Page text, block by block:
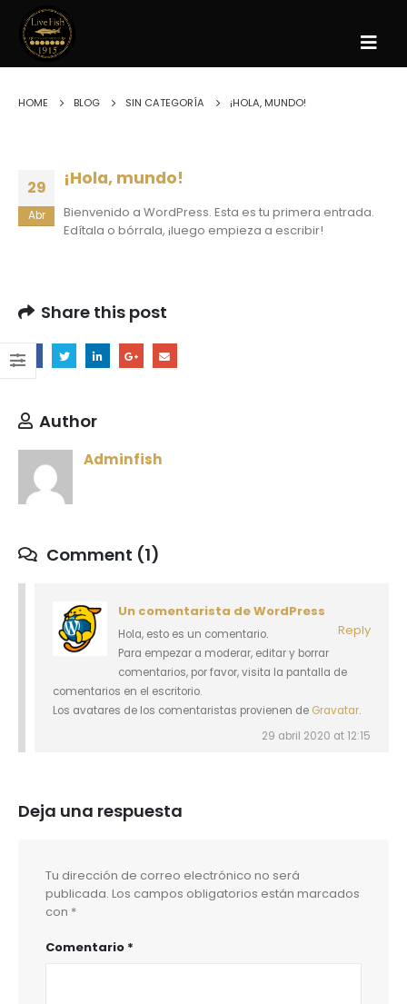
HOME BLOG SIN CATEGORÍA ¡HOLA, MUNDO!
29
Abr
¡Hola, mundo!
Bienvenido a WordPress. Esta es tu primera entrada.
Edítala o bórrala, ¡luego empieza a escribir!
Share this post
Author
Adminfish
Comment (1)
Un comentarista de WordPress
Reply
Hola, esto es un comentario.
Para empezar a moderar, editar y borrar
comentarios, por favor, visita la pantalla de
comentarios en el escritorio.
Los avatares de los comentaristas provienen de Gravatar.
29 abril 2020 at 12:15
Deja una respuesta
Tu dirección de correo electrónico no será
publicada. Los campos obligatorios están marcados
con *
Comentario *